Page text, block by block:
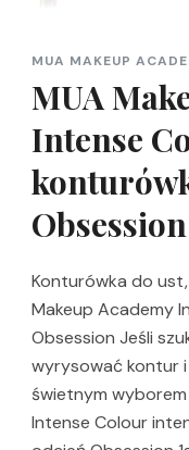
MUA MAKEUP
MUA
Intense
Konturówka do
Makeup Academy
Obsession Jeśli
wyrysować kontur
świetnym
Intense Colour